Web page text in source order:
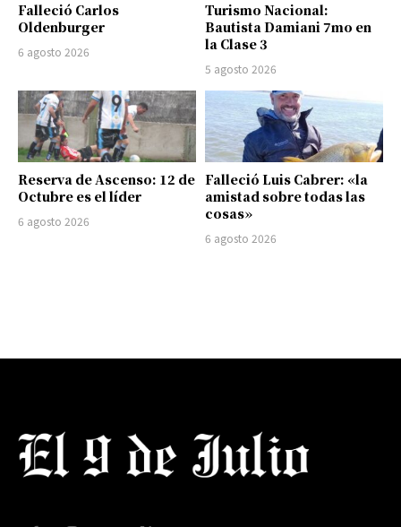
Falleció Carlos
Oldenburger
6 agosto 2026
Turismo Nacional:
Bautista Damiani 7mo en
la Clase 3
5 agosto 2026
Reserva de Ascenso: 12 de
Octubre es el líder
6 agosto 2026
Falleció Luis Cabrer: «la
amistad sobre todas las
cosas»
6 agosto 2026